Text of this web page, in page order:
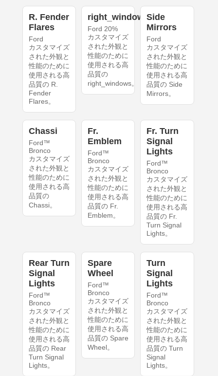
R. Fender
Flares
Ford
カスタマイズ
された外観と
性能のために
使用される高
品質の R.
Fender
Flares。
right_windows
Ford 20%
カスタマイズ
された外観と
性能のために
使用される高
品質の
right_windows。
Side
Mirrors
Ford
カスタマイズ
された外観と
性能のために
使用される高
品質の Side
Mirrors。
Chassi
Ford™
Bronco
カスタマイズ
された外観と
性能のために
使用される高
品質の
Chassi。
Fr.
Emblem
Ford™
Bronco
カスタマイズ
された外観と
性能のために
使用される高
品質の Fr.
Emblem。
Fr. Turn
Signal
Lights
Ford™
Bronco
カスタマイズ
された外観と
性能のために
使用される高
品質の Fr.
Turn Signal
Lights。
Rear Turn
Signal
Lights
Ford™
Bronco
カスタマイズ
された外観と
性能のために
使用される高
品質の Rear
Turn Signal
Lights。
Spare
Wheel
Ford™
Bronco
カスタマイズ
された外観と
性能のために
使用される高
品質の Spare
Wheel。
Turn
Signal
Lights
Ford™
Bronco
カスタマイズ
された外観と
性能のために
使用される高
品質の Turn
Signal
Lights。